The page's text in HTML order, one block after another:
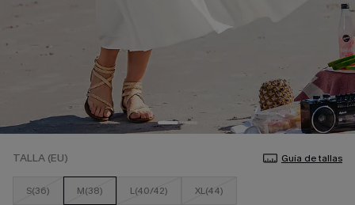
TALLA (EU) Guía de tallas
S(36) M(38) L(40/42) XL(44)